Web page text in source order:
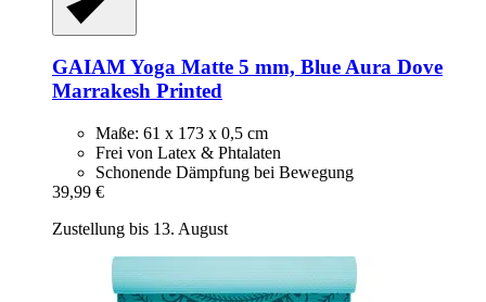
GAIAMYoga Matte 5 mm, Blue Aura Dove
Marrakesh Printed
Maße: 61 x 173 x 0,5 cm
Frei von Latex & Phtalaten
Schonende Dämpfung bei Bewegung
39,99 €
Zustellung bis 13. August